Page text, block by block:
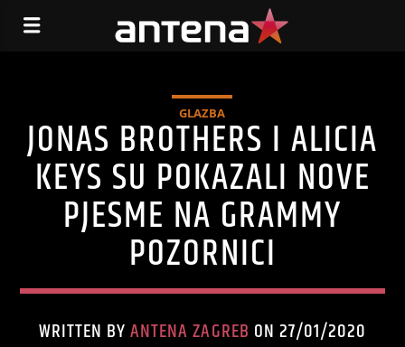
GLAZBA
JONAS BROTHERS I ALICIA
KEYS SU POKAZALI NOVE
PJESME NA GRAMMY
POZORNICI
WRITTEN BYANTENA ZAGREB ON 27/01/2020